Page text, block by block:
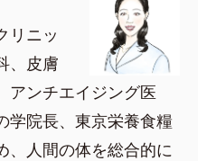
リニッ
、皮膚
アンチエイジング医
学院長、東京栄養食糧
、人間の体を総合的に